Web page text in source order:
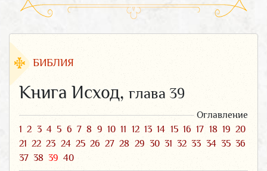
БИБЛИЯ
Книга Исход, глава 39
Оглавление
1 2 3 4 5 6 7 8 9 10 11 12 13 14 15 16 17 18 19 20
21 22 23 24 25 26 27 28 29 30 31 32 33 34 35 36
37 38 39 40